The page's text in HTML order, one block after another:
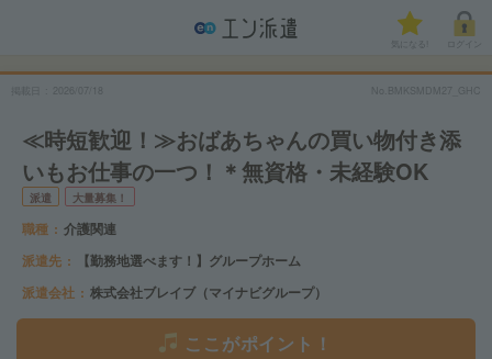
気になる!
2026/07/18 No.BMKSMDM27_GHC
≪時短歓迎！≫おばあちゃんの買い物付き添
いもお仕事の一つ！＊無資格・未経験OK
派遣 大量募集！
職種
介護関連
派遣先
【勤務地選べます！】グループホーム
派遣会社
株式会社ブレイブ（マイナビグループ）
ここがポイント！